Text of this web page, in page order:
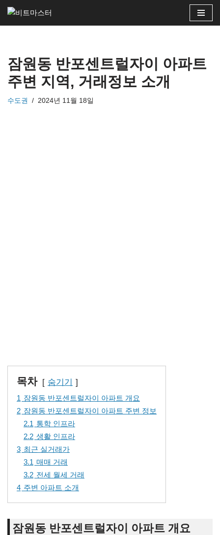
콘
로
건
너
뛰
잠원동 반포센트럴자이 아파트
주변 지역, 거래정보 소개
수도권 2024년 11월 18일
목차 숨기기
1 잠원동 반포센트럴자이 아파트 개요
2 잠원동 반포센트럴자이 아파트 주변 정보
2.1 통학 인프라
2.2 생활 인프라
3 최근 실거래가
3.1 매매 거래
3.2 전세 월세 거래
4 주변 아파트 소개
잠원동 반포센트럴자이 아파트 개요